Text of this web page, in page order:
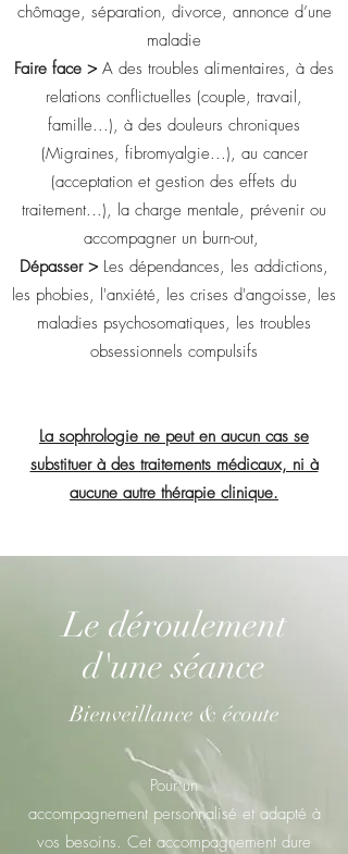
chômage, séparation, divorce, annonce d’une
maladie
Faire face > A des troubles alimentaires, à des
relations conflictuelles (couple, travail,
famille...), à des douleurs chroniques
(Migraines, fibromyalgie...), au cancer
(acceptation et gestion des effets du
traitement...), la charge mentale, prévenir ou
accompagner un burn-out,
Dépasser > Les dépendances, les addictions,
les phobies, l'anxiété, les crises d'angoisse, les
maladies psychosomatiques, les troubles
obsessionnels compulsifs
La sophrologie ne peut en aucun cas se
substituer à des traitements médicaux, ni à
aucune autre thérapie clinique.
Le déroulement
d'une séance
Bienveillance & écoute
Pour un
accompagnement personnalisé et adapté à
vos besoins. Cet accompagnement dure